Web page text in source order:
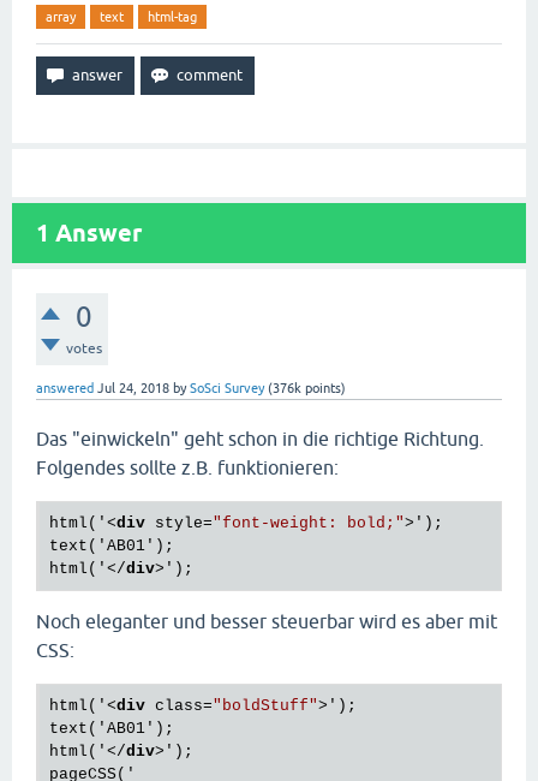
array text html-tag
1 Answer
0
votes
answered Jul 24, 2018 bySoSci Survey (376k points)
Das "einwickeln" geht schon in die richtige Richtung.
Folgendes sollte z.B. funktionieren:
html(' <div style="font-weight: bold;"> ');
text('AB01');
html(' </div>
Noch eleganter und besser steuerbar wird es aber mit
CSS:
html(' <div class="boldStuff"> ');
text('AB01');
html(' </div> ');
pageCSS('